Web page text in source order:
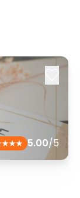
5.00/5